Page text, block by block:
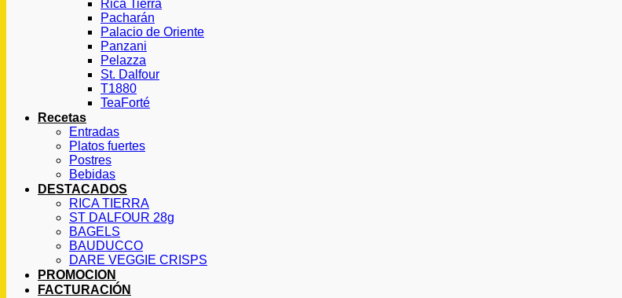
Rica Tierra
Pacharán
Palacio de Oriente
Panzani
Pelazza
St. Dalfour
T1880
TeaForté
Recetas
Entradas
Platos fuertes
Postres
Bebidas
DESTACADOS
RICA TIERRA
ST DALFOUR 28g
BAGELS
BAUDUCCO
DARE VEGGIE CRISPS
PROMOCION
FACTURACIÓN